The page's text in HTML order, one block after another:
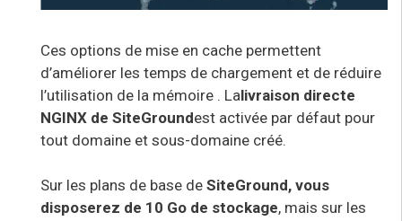
Ces options de mise en cache permettent
d’améliorer les temps de chargement et de réduire
l’utilisation de la mémoire . Lalivraison directe
NGINX de SiteGroundest activée par défaut pour
tout domaine et sous-domaine créé.
Sur les plans de base de SiteGround, vous
disposerez de 10 Go de stockage, mais sur les